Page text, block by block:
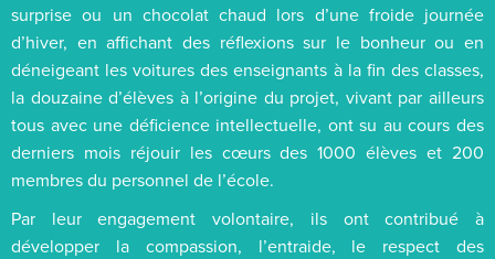
surprise ou un chocolat chaud lors d’une froide journée
d’hiver, en affichant des réflexions sur le bonheur ou en
déneigeant les voitures des enseignants à la fin des classes,
la douzaine d’élèves à l’origine du projet, vivant par ailleurs
tous avec une déficience intellectuelle, ont su au cours des
derniers mois réjouir les cœurs des 1000 élèves et 200
membres du personnel de l’école.
Par leur engagement volontaire, ils ont contribué à
développer la compassion, l’entraide, le respect des